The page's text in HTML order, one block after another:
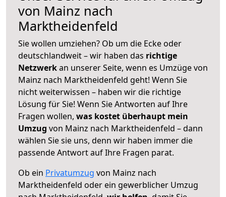
von Mainz nach
Marktheidenfeld
Sie wollen umziehen? Ob um die Ecke oder
deutschlandweit – wir haben das richtige
Netzwerkan unserer Seite, wenn es Umzüge von
Mainz nach Marktheidenfeld geht! Wenn Sie
nicht weiterwissen – haben wir die richtige
Lösung für Sie! Wenn Sie Antworten auf Ihre
Fragen wollen, was kostet überhaupt mein
Umzug von Mainz nach Marktheidenfeld – dann
wählen Sie sie uns, denn wir haben immer die
passende Antwort auf Ihre Fragen parat.
Ob ein Privatumzug von Mainz nach
Marktheidenfeld oder ein gewerblicher Umzug